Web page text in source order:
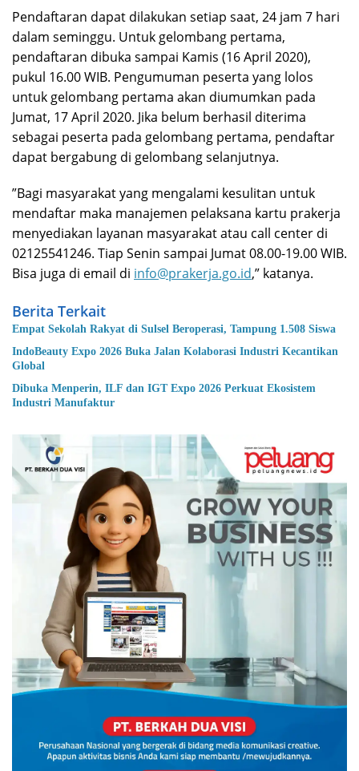
Pendaftaran dapat dilakukan setiap saat, 24 jam 7 hari
dalam seminggu. Untuk gelombang pertama,
pendaftaran dibuka sampai Kamis (16 April 2020),
pukul 16.00 WIB. Pengumuman peserta yang lolos
untuk gelombang pertama akan diumumkan pada
Jumat, 17 April 2020. Jika belum berhasil diterima
sebagai peserta pada gelombang pertama, pendaftar
dapat bergabung di gelombang selanjutnya.
”Bagi masyarakat yang mengalami kesulitan untuk
mendaftar maka manajemen pelaksana kartu prakerja
menyediakan layanan masyarakat atau call center di
02125541246. Tiap Senin sampai Jumat 08.00-19.00 WIB.
Bisa juga di email di info@prakerja.go.id,” katanya.
Berita Terkait
Empat Sekolah Rakyat di Sulsel Beroperasi, Tampung 1.508 Siswa
IndoBeauty Expo 2026 Buka Jalan Kolaborasi Industri Kecantikan
Global
Dibuka Menperin, ILF dan IGT Expo 2026 Perkuat Ekosistem
Industri Manufaktur